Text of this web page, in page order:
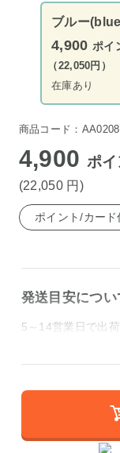
ブルー
4,900 ポイ
（22,050円）
在庫あり
商品コード：
4,900 ポイ
(22,050 円 )
ポイント/カード
発送目安につい
5～14営業日で出